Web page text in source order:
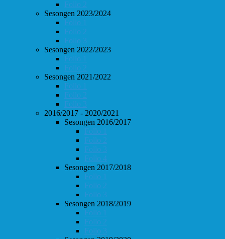
Follo 2
Sesongen 2023/2024
Follo 1
Follo 2
Follo 3
Sesongen 2022/2023
Follo 1
Follo 2
Sesongen 2021/2022
Follo 1
Follo 2
Follo 3
2016/2017 - 2020/2021
Sesongen 2016/2017
Follo 1
Follo 2
Follo 3
Follo 4
Sesongen 2017/2018
Follo 1
Follo 2
Follo 3
Sesongen 2018/2019
Follo 1
Follo 2
Follo 3